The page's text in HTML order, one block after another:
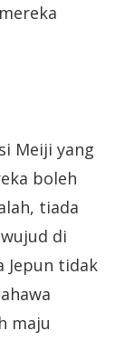
Meiji yang
boleh
tiada
di
Jepun tidak
maju